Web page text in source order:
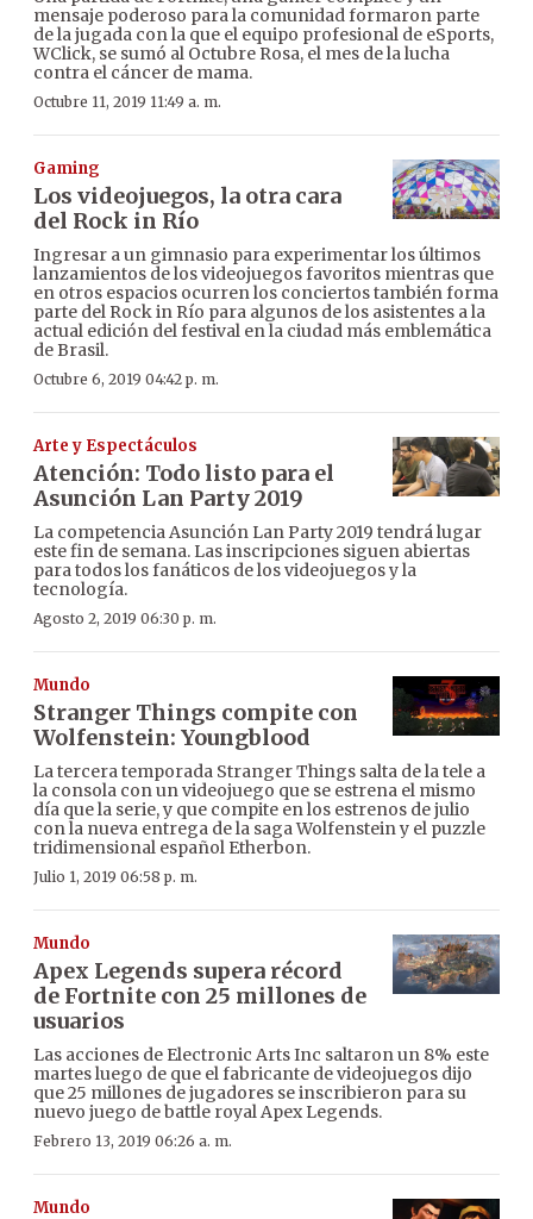
mensaje poderoso para la comunidad formaron parte
de la jugada con la que el equipo profesional de eSports,
WClick, se sumó al Octubre Rosa, el mes de la lucha
contra el cáncer de mama.
Octubre 11, 2019 11:49 a. m.
Gaming
Los videojuegos, la otra cara
del Rock in Río
Ingresar a un gimnasio para experimentar los últimos
lanzamientos de los videojuegos favoritos mientras que
en otros espacios ocurren los conciertos también forma
parte del Rock in Río para algunos de los asistentes a la
actual edición del festival en la ciudad más emblemática
de Brasil.
Octubre 6, 2019 04:42 p. m.
Arte y Espectáculos
Atención: Todo listo para el
Asunción Lan Party 2019
La competencia Asunción Lan Party 2019 tendrá lugar
este fin de semana. Las inscripciones siguen abiertas
para todos los fanáticos de los videojuegos y la
tecnología.
Agosto 2, 2019 06:30 p. m.
Mundo
Stranger Things compite con
Wolfenstein: Youngblood
La tercera temporada Stranger Things salta de la tele a
la consola con un videojuego que se estrena el mismo
día que la serie, y que compite en los estrenos de julio
con la nueva entrega de la saga Wolfenstein y el puzzle
tridimensional español Etherbon.
Julio 1, 2019 06:58 p. m.
Mundo
Apex Legends supera récord
de Fortnite con 25 millones de
usuarios
Las acciones de Electronic Arts Inc saltaron un 8% este
martes luego de que el fabricante de videojuegos dijo
que 25 millones de jugadores se inscribieron para su
nuevo juego de battle royal Apex Legends.
Febrero 13, 2019 06:26 a. m.
Mundo